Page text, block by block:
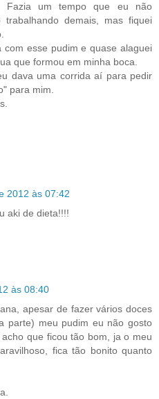
Fazia um tempo que eu não
trabalhando demais, mas fiquei
com esse pudim e quase alaguei
que formou em minha boca.
dava uma corrida aí para pedir
para mim.
2012 às 07:42
aki de dieta!!!!
às 08:40
apesar de fazer vários doces
parte) meu pudim eu não gosto
que ficou tão bom, ja o meu
fica tão bonito quanto